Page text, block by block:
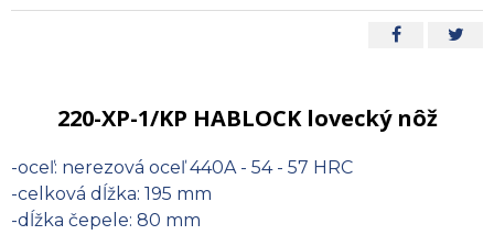
220-XP-1/KP HABLOCK lovecký nôž
-oceľ: nerezová oceľ 440A - 54 - 57 HRC
-celková dĺžka: 195 mm
-dĺžka čepele: 80 mm